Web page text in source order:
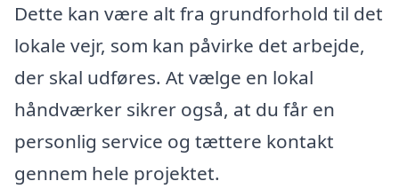
Dette kan være alt fra grundforhold til det
lokale vejr, som kan påvirke det arbejde,
der skal udføres. At vælge en lokal
håndværker sikrer også, at du får en
personlig service og tættere kontakt
gennem hele projektet.